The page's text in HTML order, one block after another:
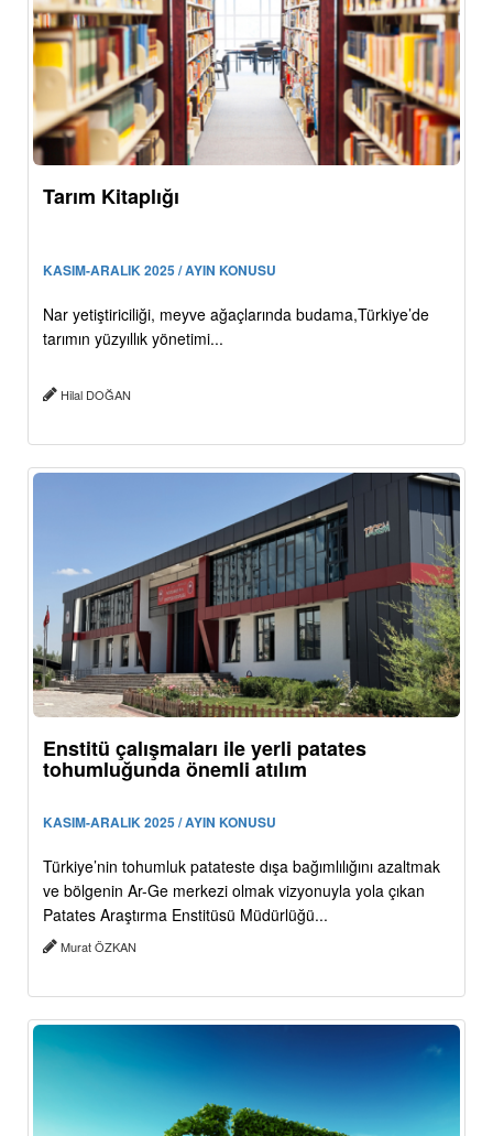
Tarım Kitaplığı
KASIM-ARALIK 2025 / AYIN KONUSU
Nar yetiştiriciliği, meyve ağaçlarında budama,Türkiye’de
tarımın yüzyıllık yönetimi...
Hilal DOĞAN
Enstitü çalışmaları ile yerli patates
tohumluğunda önemli atılım
KASIM-ARALIK 2025 / AYIN KONUSU
Türkiye’nin tohumluk patateste dışa bağımlılığını azaltmak
ve bölgenin Ar-Ge merkezi olmak vizyonuyla yola çıkan
Patates Araştırma Enstitüsü Müdürlüğü...
Murat ÖZKAN